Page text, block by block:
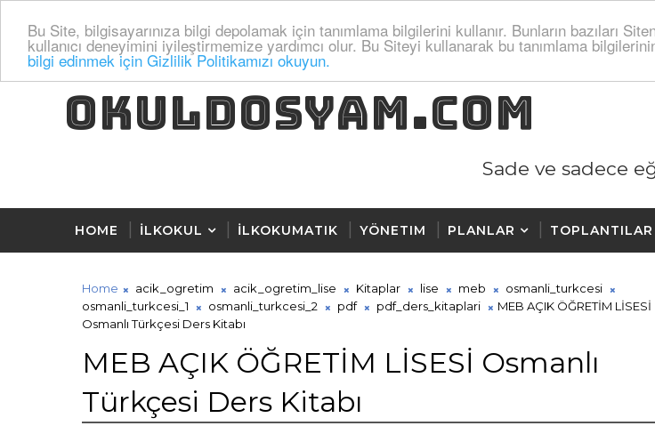
Bu Site, bilgisayarınıza bilgi depolamak için tanımlama bilgilerini kullanır. Bunların bazıları
kullanıcı deneyimini iyileştirmemize yardımcı olur. Bu Siteyi kullanarak bu tanımlama
bilgi edinmek için Gizlilik Politikamızı okuyun.
OKULDOSYAM.COM
Sade ve sadece
HOME İLKOKUL İLKOKUMATIK YÖNETIM PLANLAR TOPLANTILAR
Home acik_ogretim acik_ogretim_lise Kitaplar lise meb
osmanli_turkcesi
osmanli_turkcesi_1
osmanli_turkcesi_2 pdf pdf_ders_kitaplari
MEB AÇIK ÖĞRETİM LİSESİ
Osmanlı Türkçesi Ders Kitabı
MEB AÇIK ÖĞRETİM LİSESİ Osmanlı
Türkçesi Ders Kitabı